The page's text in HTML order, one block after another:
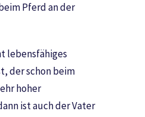
Pferd an der
lebensfähiges
der schon beim
hoher
ist auch der Vater